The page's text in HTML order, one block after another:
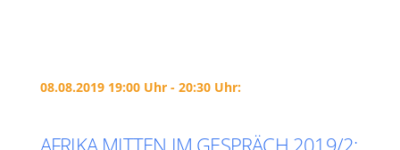
08.08.2019 19:00 Uhr - 20:30 Uhr:
AFRIKA MITTEN IM GESPRÄCH 2019/2: